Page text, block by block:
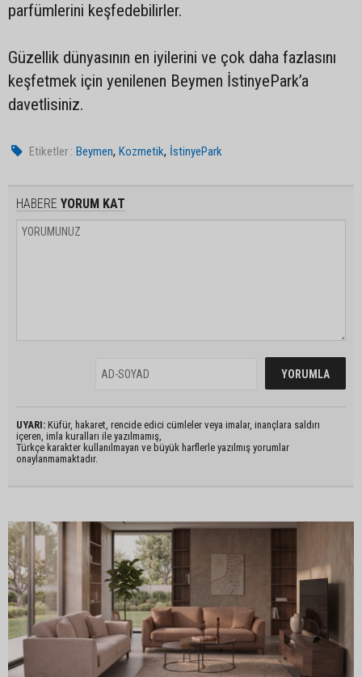
parfümlerini keşfedebilirler.
Güzellik dünyasının en iyilerini ve çok daha fazlasını
keşfetmek için yenilenen Beymen İstinyePark’a
davetlisiniz.
Etiketler : Beymen,Kozmetik, İstinyePark
HABERE YORUM KAT
UYARI: Küfür, hakaret, rencide edici cümleler veya imalar, inançlara saldırı
içeren, imla kuralları ile yazılmamış,
Türkçe karakter kullanılmayan ve büyük harflerle yazılmış yorumlar
onaylanmamaktadır.